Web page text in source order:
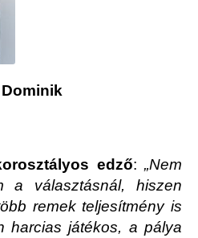
edző: „Nem
a választásnál, hiszen
remek teljesítmény is
harcias játékos, a pálya